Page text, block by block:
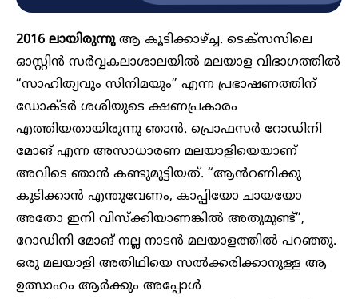
2016 ലായിരുന്നുആ കൂടിക്കാഴ്ച്ച. ടെക്സസിലെ
ഓസ്റ്റിൻ സർവ്വകലാശാലയിൽ മലയാള വിഭാഗത്തിൽ
“സാഹിത്യവും സിനിമയും” എന്ന പ്രഭാഷണത്തിന്
ഡോക്ടർ ശശിയുടെ ക്ഷണപ്രകാരം
എത്തിയതായിരുന്നു ഞാൻ. പ്രൊഫസർ റോഡിനി
മോങ് എന്ന അസാധാരണ മലയാളിയെയാണ്
അവിടെ ഞാൻ കണ്ടുമുട്ടിയത്. “ആൻറണിക്കു
കുടിക്കാൻ എന്തുവേണം, കാപ്പിയോ ചായയോ
അതോ ഇനി വിസ്‌ക്കിയാണങ്കിൽ അതുമുണ്ട്”,
റോഡിനി മോങ് നല്ല നാടൻ മലയാളത്തിൽ പറഞ്ഞു.
ഒരു മലയാളി അതിഥിയെ സൽക്കരിക്കാനുള്ള ആ
ഉത്സാഹം ആർക്കും അപ്പോൾ